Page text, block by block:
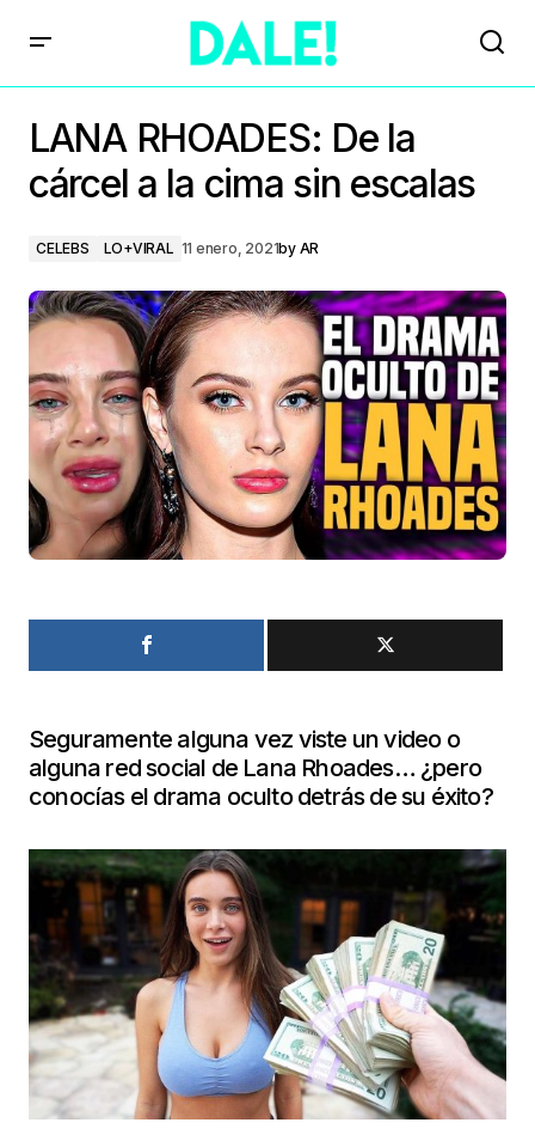
LANA RHOADES: De la
cárcel a la cima sin escalas
CELEBS LO+VIRAL 11 enero, 2021by AR
Seguramente alguna vez viste un video o
alguna red social de Lana Rhoades… ¿pero
conocías el drama oculto detrás de su éxito?